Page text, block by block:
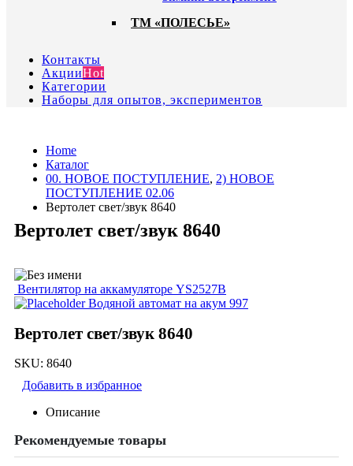
ТМ «ПОЛЕСЬЕ»
Контакты
АкцииHot
Категории
Наборы для опытов, экспериментов
Home
Каталог
00. HОВОЕ ПОСТУПЛЕНИЕ, 2) НОВОЕ
ПОСТУПЛЕНИЕ 02.06
Вертолет свет/звук 8640
Вертолет свет/звук 8640
Вентилятор на аккамуляторе YS2527B
Водяной автомат на акум 997
Вертолет свет/звук 8640
SKU: 8640
Добавить в избранное
Описание
Рекомендуемые товары